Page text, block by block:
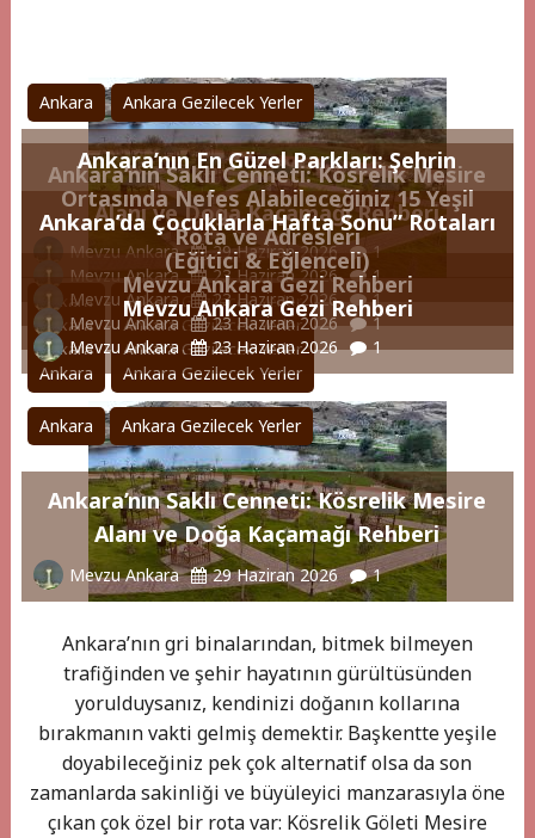
Ankara Ankara Gezilecek Yerler
Ankara’nın Saklı Cenneti: Kösrelik Mesire
Alanı ve Doğa Kaçamağı Rehberi
Mevzu Ankara 29 Haziran 2026 1
Ankara Ankara Gezilecek Yerler
Ankara’nın En Güzel Parkları: Şehrin
Ortasında Nefes Alabileceğiniz 15 Yeşil
Rota ve Adresleri
Mevzu Ankara 23 Haziran 2026 1
Ankara Ankara Gezilecek Yerler
Ankara’da Çocuklarla Hafta Sonu” Rotaları
(Eğitici & Eğlenceli)
Mevzu Ankara 23 Haziran 2026 1
Ankara Ankara Gezilecek Yerler
Mevzu Ankara Gezi Rehberi
Mevzu Ankara 23 Haziran 2026 1
Ankara Ankara Gezilecek Yerler
Mevzu Ankara Gezi Rehberi
Mevzu Ankara 23 Haziran 2026 1
Ankara Ankara Gezilecek Yerler
Ankara’nın Saklı Cenneti: Kösrelik Mesire
Alanı ve Doğa Kaçamağı Rehberi
Mevzu Ankara 29 Haziran 2026 1
Ankara’nın gri binalarından, bitmek bilmeyen
trafiğinden ve şehir hayatının gürültüsünden
yorulduysanız, kendinizi doğanın kollarına
bırakmanın vakti gelmiş demektir. Başkentte yeşile
doyabileceğiniz pek çok alternatif olsa da son
zamanlarda sakinliği ve büyüleyici manzarasıyla öne
çıkan çok özel bir rota var: Kösrelik Göleti Mesire